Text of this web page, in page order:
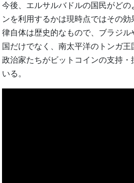
今後、エルサルバドルの国民がどの
ンを利用するかは現時点ではその
律自体は歴史的なもので、ブラジ
国だけでなく、南太平洋のトンガ
政治家たちがビットコインの支持・
いる。